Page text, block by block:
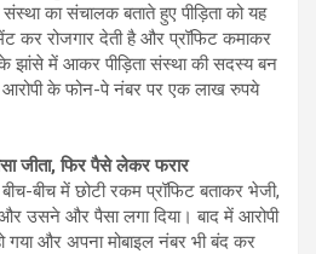
का संचालक बताते हुए पीड़िता को यह
कर रोजगार देती है और प्रॉफिट कमाकर
झांसे में आकर पीड़िता संस्था की सदस्य बन
के फोन-पे नंबर पर एक लाख रुपये
जीता, फिर पैसे लेकर फरार
बीच में छोटी रकम प्रॉफिट बताकर भेजी,
और उसने और पैसा लगा दिया। बाद में आरोपी
और अपना मोबाइल नंबर भी बंद कर